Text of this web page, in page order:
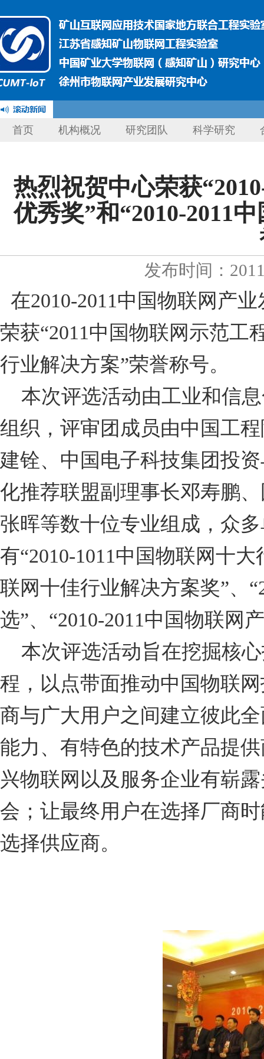
首页 机构概况 研究团队 科学研究
热烈祝贺中心荣获
优秀奖”和“2010-2011
发布时间：
在2010-2011中国物联网产
荣获“2011中国物联网示范工
行业解决方案”荣誉称号。
本次评选活动由工业和信
组织，评审团成员由中国工
建铨、中国电子科技集团投
化推荐联盟副理事长邓寿鹏
张晖等数十位专业组成，众
有“2010-1011中国物联网十
联网十佳行业解决方案奖”、
选”、“2010-2011中国物联网
本次评选活动旨在挖掘核
程，以点带面推动中国物联
商与广大用户之间建立彼此
能力、有特色的技术产品提
兴物联网以及服务企业有崭
会；让最终用户在选择厂商
选择供应商。